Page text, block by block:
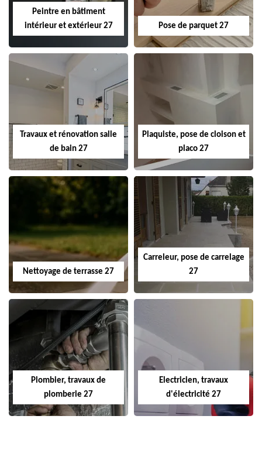
Peintre en bâtiment
intérieur et extérieur 27
Pose de parquet 27
Travaux et rénovation salle
de bain 27
Plaquiste, pose de cloison et
placo 27
Nettoyage de terrasse 27
Carreleur, pose de carrelage
27
Plombier, travaux de
plomberie 27
Electricien, travaux
d'électricité 27